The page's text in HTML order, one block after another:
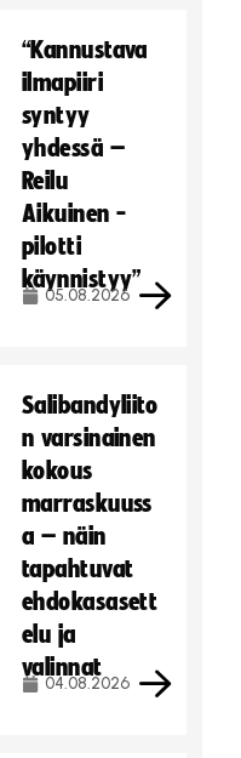
“Kannustava
ilmapiiri
syntyy
yhdessä –
Reilu
Aikuinen -
pilotti
käynnistyy”
05.08.2026
Salibandyliito
n varsinainen
kokous
marraskuuss
a – näin
tapahtuvat
ehdokasasett
elu ja
valinnat
04.08.2026